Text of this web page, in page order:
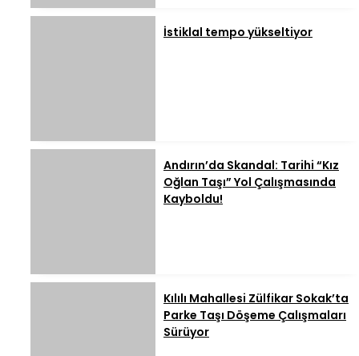
İstiklal tempo yükseltiyor
Andırın’da Skandal: Tarihi “Kız
Oğlan Taşı” Yol Çalışmasında
Kayboldu!
Kılılı Mahallesi Zülfikar Sokak’ta
Parke Taşı Döşeme Çalışmaları
Sürüyor